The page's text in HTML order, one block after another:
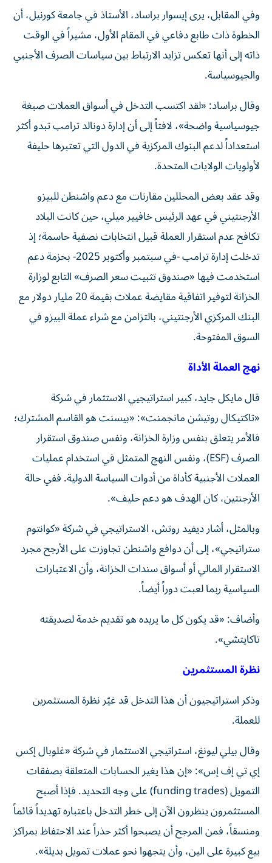
وفي المقابل، يرى إيسوار براساد، الأستاذ في جامعة كورنيل، أن
الخطوة ذات طابع دفاعي في المقام الأول، مشيراً في الوقت
ذاته إلى أنها تعكس تزايد الارتباط بين سياسات الصرف الأجنبي
والجيوسياسة.
وقال براساد: «لقد اكتسب التدخل في أسواق العملات صبغة
جيوسياسية واضحة»، لافتاً إلى أن إدارة دونالد ترامب تبدو أكثر
استعداداً لدعم البنوك المركزية في الدول التي تعتبرها حليفة
لأولويات الولايات المتحدة.
وقد عقد بعض المحللين مقارنات مع دعم واشنطن للبيزو
الأرجنتيني في عهد الرئيس خافيير ميلي، حين كانت البلاد
تكافح عدم استقرار العملة قبيل انتخابات نصفية حاسمة؛ إذ
تدخلت إدارة ترامب -في سبتمبر وأكتوبر 2025- بحزمة دعم
استخدمت فيها «صندوق تثبيت سعر الصرف» التابع لوزارة
الخزانة لتوفير اتفاقية مقايضة عملات بقيمة 20 مليار دولار مع
البنك المركزي الأرجنتيني، بالتزامن مع شراء عملة البيزو في
السوق المفتوحة.
نهج العملة الأداة
قال مايكل جايد، كبير استراتيجيي الاستثمار في شركة
«تاكتيكال روتيشن مانجمنت»: «بيسنت هو القاسم المشترك؛
فالأمر يتعلق بنفس وزارة الخزانة، ونفس صندوق استقرار
الصرف (ESF)، ونفس النهج المتمثل في استخدام عمليات
العملات الأجنبية كأداة من أدوات السياسة الدولية. ففي حالة
الأرجنتين، كان الهدف هو دعم حليف».
وبالمثل، أشار ديفيد روتش، الاستراتيجي في شركة «كوانتوم
ستراتيجي»، إلى أن دوافع واشنطن تجاوزت على الأرجح مجرد
الاستقرار المالي أو أسواق سندات الخزانة، وأن الاعتبارات
السياسية ربما لعبت دوراً أيضاً.
وأضاف: «قد يكون كل ما يريده هو تقديم خدمة لصديقته
تاكايتشي».
نظرة المستثمرين
وذكر استراتيجيون أن هذا التدخل قد غيّر نظرة المستثمرين
للعملة.
وقال بيلي ليونغ، استراتيجي الاستثمار في شركة «غلوبال إكس
إي تي إف إس»: «إن هذا يغير الحسابات المتعلقة بصفقات
التمويل (funding trades) على وجه التحديد. فإذا أصبح
المستثمرون ينظرون الآن إلى خطر التدخل باعتباره تهديداً قائماً
ومنسقاً، فمن المرجح أن يصبحوا أكثر حذراً عند الاحتفاظ بمراكز
بيع كبيرة على الين، وأن يتجهوا نحو عملات تمويل بديلة».